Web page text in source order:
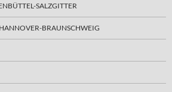
SALZGITTER
BRAUNSCHWEIG